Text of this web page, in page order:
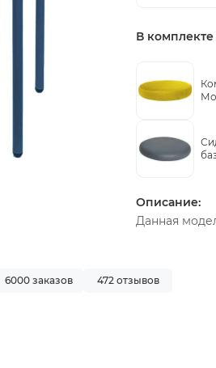
В
Описание:
Данная
6000 заказов 472 отзывов